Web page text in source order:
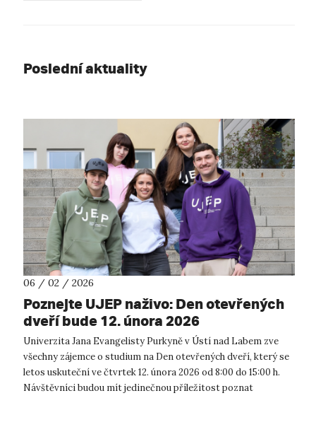
Poslední aktuality
06 / 02 / 2026
Poznejte UJEP naživo: Den otevřených
dveří bude 12. února 2026
Univerzita Jana Evangelisty Purkyně v Ústí nad Labem zve
všechny zájemce o studium na Den otevřených dveří, který se
letos uskuteční ve čtvrtek 12. února 2026 od 8:00 do 15:00 h.
Návštěvníci budou mít jedinečnou příležitost poznat